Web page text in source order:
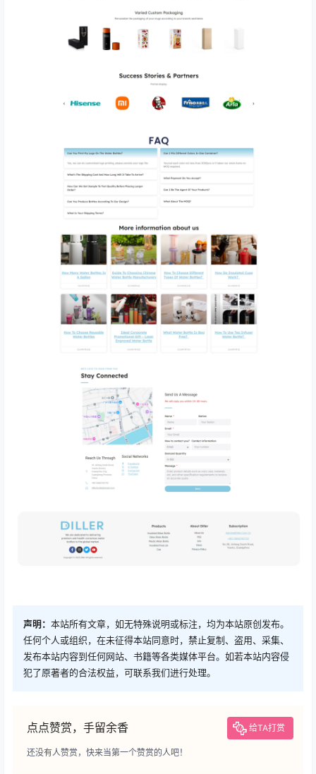
声明： 本站所有文章，如无特殊说明或标注，均为本站原创发布。
任何个人或组织，在未征得本站同意时，禁止复制、盗用、采集、
发布本站内容到任何网站、书籍等各类媒体平台。如若本站内容侵
犯了原著者的合法权益，可联系我们进行处理。
点点赞赏，手留余香 给TA打赏
还没有人赞赏，快来当第一个赞赏的人吧！